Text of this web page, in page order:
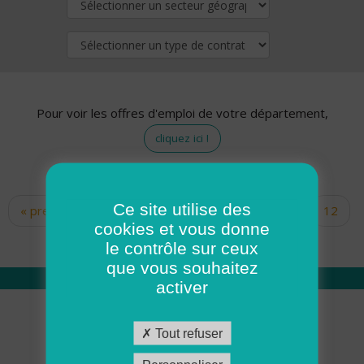
Pour voir les offres d'emploi de votre département,
cliquez ici !
Pages
« premier ‹ précédent … 10
12
14 15 16 17
Qui sommes nous
Académie ADMR
Ce site utilise des
cookies et vous donne
le contrôle sur ceux
que vous souhaitez
activer
Tout refuser